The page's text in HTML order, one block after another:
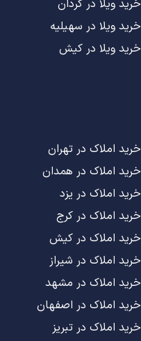
خرید ویلا در کردان
خرید ویلا در سهیلیه
خرید ویلا در کیش
خرید املاک در تهران
خرید املاک در همدان
خرید املاک در یزد
خرید املاک در کرج
خرید املاک در کیش
خرید املاک در شیراز
خرید املاک در مشهد
خرید املاک در اصفهان
خرید املاک در تبریز